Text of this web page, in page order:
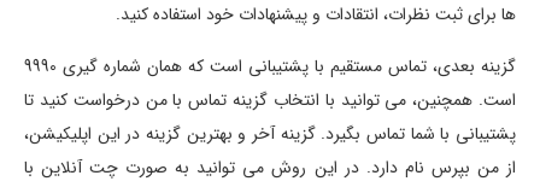
ها برای ثبت نظرات، انتقادات و پیشنهادات خود استفاده کنید.
گزینه بعدی، تماس مستقیم با پشتیبانی است که همان شماره گیری 9990
است. همچنین، می توانید با انتخاب گزینه تماس با من درخواست کنید تا
پشتیبانی با شما تماس بگیرد. گزینه آخر و بهترین گزینه در این اپلیکیشن،
از من بپرس نام دارد. در این روش می توانید به صورت چت آنلاین با